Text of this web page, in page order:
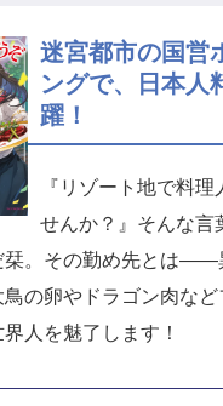
迷宮都市の国営
ングで、日本人
躍！
『リゾート地で料
せんか？』そんな言
栞。その勤め先とは――
の卵やドラゴン肉など
人を魅了します！